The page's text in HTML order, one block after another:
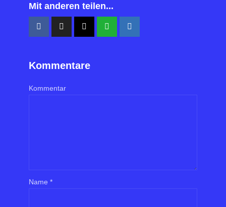
Mit anderen teilen...
Kommentare
Kommentar
Name *